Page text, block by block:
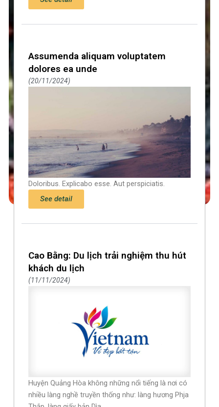
Assumenda aliquam voluptatem
dolores ea unde
20/11/2024
Doloribus. Explicabo esse. Aut perspiciatis.
See detail
Cao Bằng: Du lịch trải nghiệm thu hút
khách du lịch
11/11/2024
Huyện Quảng Hòa không những nổi tiếng là nơi có
nhiều làng nghề truyền thống như: làng hương Phja